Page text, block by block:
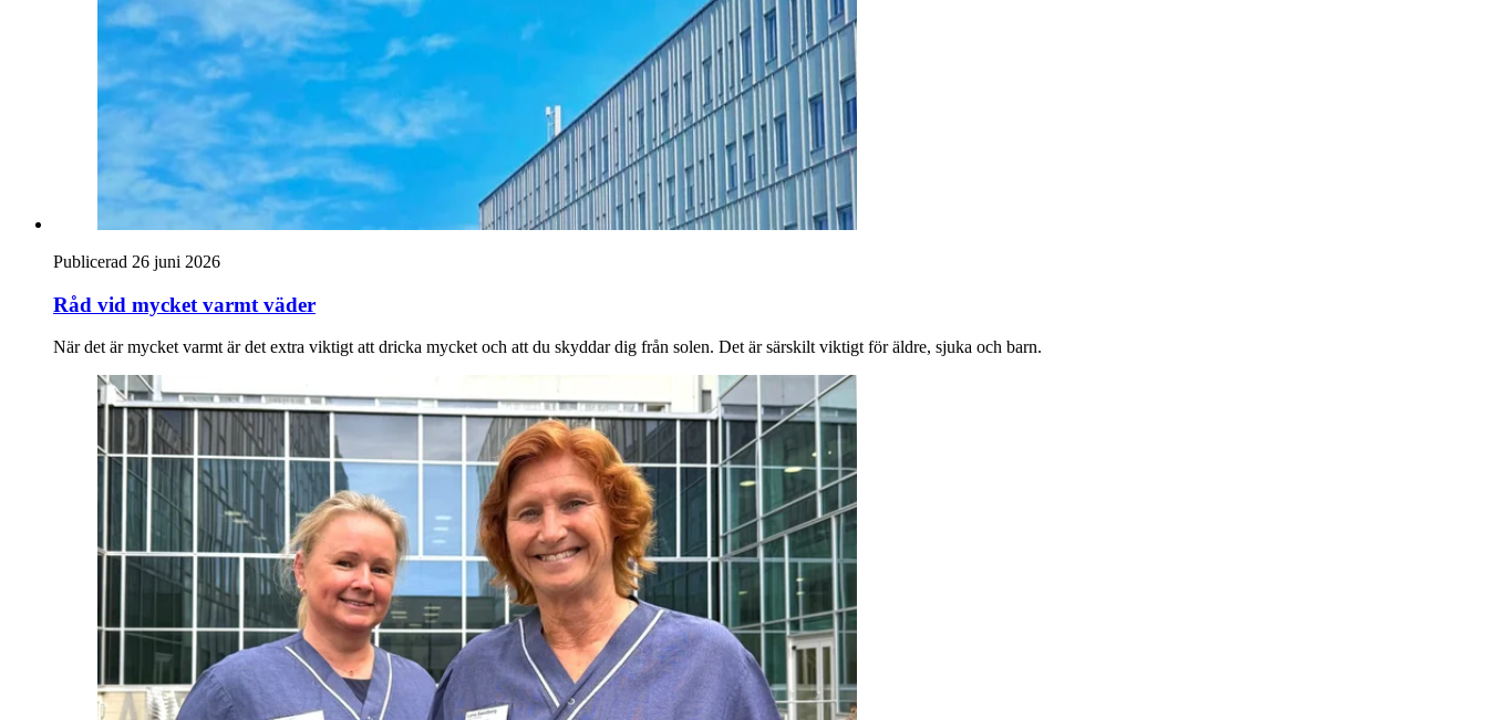
Publicerad 26 juni 2026
Råd vid mycket varmt väder
När det är mycket varmt är det extra viktigt att dricka mycket och att du skyddar dig från solen. Det är särskilt viktigt för äldre, sjuka och barn.